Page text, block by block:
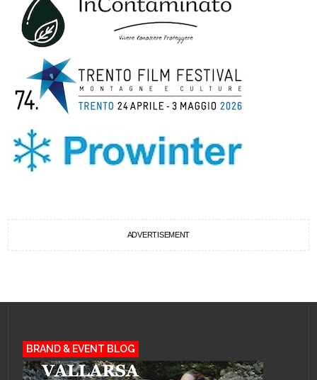
ADVERTISEMENT
BRAND & EVENT BLOG